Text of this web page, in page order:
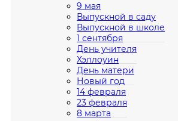
9 мая
Выпускной в саду
Выпускной в школе
1 сентября
День учителя
Хэллоуин
День матери
Новый год
14 февраля
23 февраля
8 марта